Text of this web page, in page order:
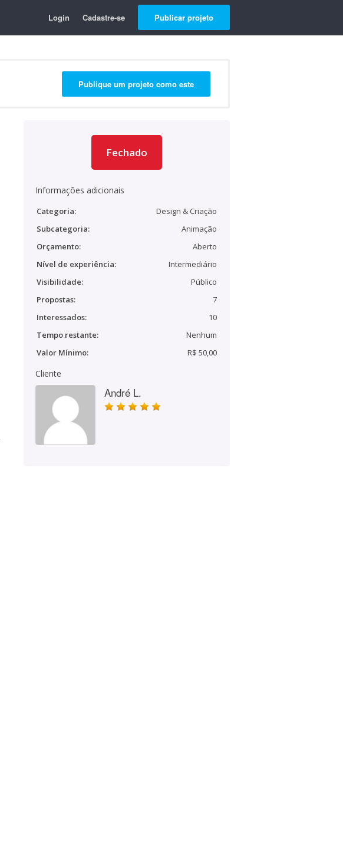
Login Cadastre-se Publicar projeto
Publique um projeto como este
Fechado
Informações adicionais
Categoria:
Design & Criação
Subcategoria:
Animação
Orçamento:
Aberto
Nível de experiência:
Intermediário
Visibilidade:
Público
Propostas:
7
Interessados:
10
Tempo restante:
Nenhum
Valor Mínimo:
R$ 50,00
Cliente
André L.